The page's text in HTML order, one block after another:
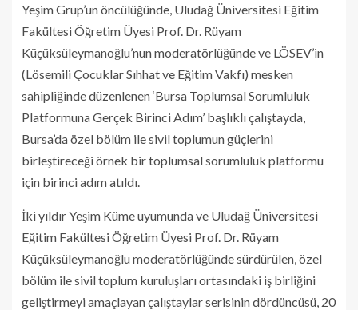
Yeşim Grup’un öncülüğünde, Uludağ Üniversitesi Eğitim
Fakültesi Öğretim Üyesi Prof. Dr. Rüyam
Küçüksüleymanoğlu’nun moderatörlüğünde ve LÖSEV’in
(Lösemili Çocuklar Sıhhat ve Eğitim Vakfı) mesken
sahipliğinde düzenlenen ‘Bursa Toplumsal Sorumluluk
Platformuna Gerçek Birinci Adım’ başlıklı çalıştayda,
Bursa’da özel bölüm ile sivil toplumun güçlerini
birleştireceği örnek bir toplumsal sorumluluk platformu
için birinci adım atıldı.
İki yıldır Yeşim Küme uyumunda ve Uludağ Üniversitesi
Eğitim Fakültesi Öğretim Üyesi Prof. Dr. Rüyam
Küçüksüleymanoğlu moderatörlüğünde sürdürülen, özel
bölüm ile sivil toplum kuruluşları ortasındaki iş birliğini
geliştirmeyi amaçlayan çalıştaylar serisinin dördüncüsü, 20